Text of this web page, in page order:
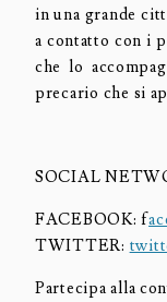
in una grande
a contatto con i
che lo
precario che si
SOCIAL
FACEBOOK: f
TWITTER:
Partecipa alla